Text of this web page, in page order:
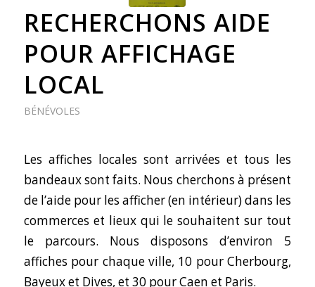
RECHERCHONS AIDE
POUR AFFICHAGE
LOCAL
BÉNÉVOLES
Les affiches locales sont arrivées et tous les
bandeaux sont faits. Nous cherchons à présent
de l’aide pour les afficher (en intérieur) dans les
commerces et lieux qui le souhaitent sur tout
le parcours. Nous disposons d’environ 5
affiches pour chaque ville, 10 pour Cherbourg,
Bayeux et Dives, et 30 pour Caen et Paris.